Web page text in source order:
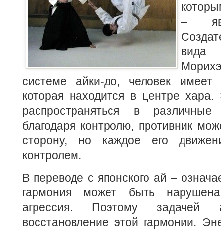
–
вида
системе айки-до, человек имеет
которая находится в центре
распространяться в различные
благодаря контролю, противник
сторону, но каждое его
контролем.
В переводе с японского ай –
гармония может быть
агрессия. Поэтому задачей
восстановление этой гармонии.